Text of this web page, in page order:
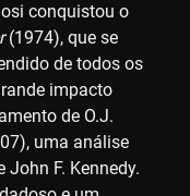
conquistou o
(1974), que se
de todos os
impacto
de O.J.
uma análise
F. Kennedy.